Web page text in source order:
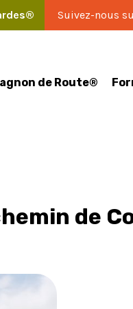
Suivez-nous
de Route®
de